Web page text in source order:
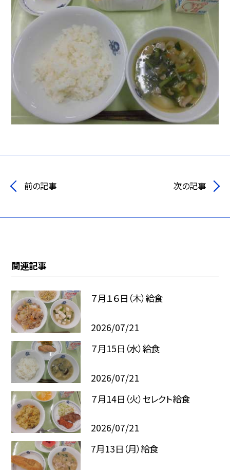
前の記事 次の記事
関連記事
７月１６日（木）給食
2026/07/21
７月15日（水）給食
2026/07/21
７月14日（火）セレクト給食
2026/07/21
7月13日（月）給食